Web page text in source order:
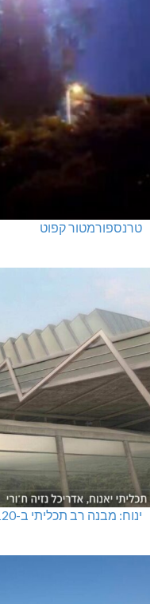
טרנספורמטור קפוט
ינוח: מבנה רב תכליתי ב-120 מלש"ח